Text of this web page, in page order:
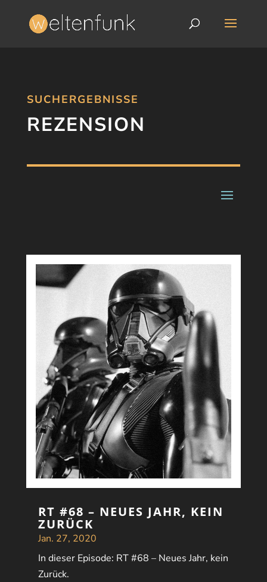
SUCHERGEBNISSE
REZENSION
RT #68 – NEUES JAHR, KEIN
ZURÜCK
Jan. 27, 2020
In dieser Episode: RT #68 – Neues Jahr, kein
Zurück.